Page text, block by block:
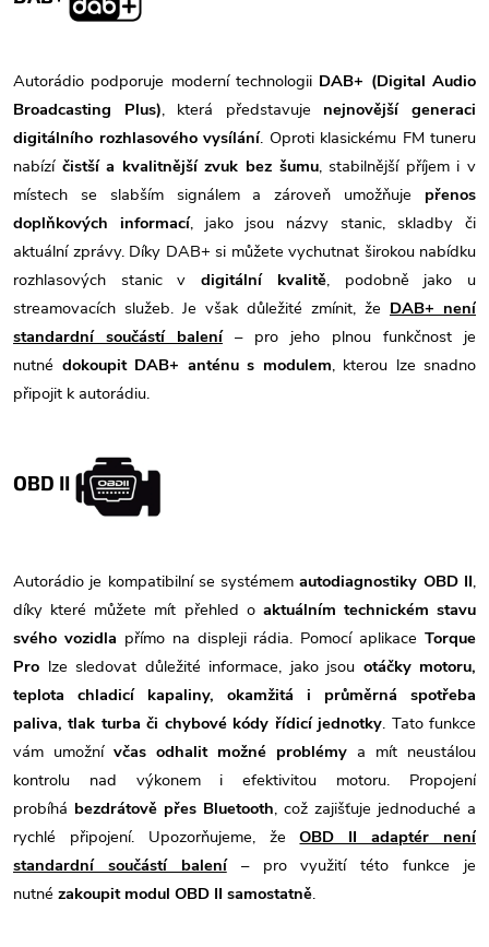
Autorádio podporuje moderní technologii DAB+ (Digital Audio
Broadcasting Plus), která představuje
nejnovější generaci
digitálního rozhlasového vysílání. Oproti klasickému FM tuneru
nabízí čistší a kvalitnější zvuk bez šumu, stabilnější příjem i v
místech se slabším signálem a zároveň umožňuje
přenos
doplňkových informací, jako jsou názvy stanic, skladby či
aktuální zprávy. Díky DAB+ si můžete vychutnat širokou nabídku
rozhlasových stanic v
digitální kvalitě, podobně jako u
streamovacích služeb. Je však důležité zmínit, že DAB+ není
standardní součástí balení – pro jeho plnou funkčnost je
nutné dokoupit DAB+ anténu s modulem, kterou lze snadno
připojit k autorádiu.
OBD II
Autorádio je kompatibilní se systémem autodiagnostiky OBD II,
díky které můžete mít přehled o aktuálním technickém stavu
svého vozidla přímo na displeji rádia. Pomocí aplikace Torque
Pro lze sledovat důležité informace, jako jsou otáčky motoru,
teplota chladicí kapaliny, okamžitá i průměrná spotřeba
paliva, tlak turba či chybové kódy řídicí jednotky. Tato funkce
vám umožní včas odhalit možné problémy a mít neustálou
kontrolu nad výkonem i efektivitou motoru. Propojení
probíhá bezdrátově přes Bluetooth, což zajišťuje jednoduché a
rychlé připojení. Upozorňujeme, že
OBD II adaptér není
standardní součástí balení
– pro využití této funkce je
nutné zakoupit modul OBD II samostatně.